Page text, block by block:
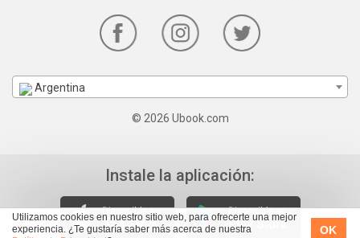
Utilizamos cookies en nuestro sitio web, para ofrecerte una mejor
experiencia. ¿Te gustaría saber más acerca de nuestra
OK
Argentina
© 2026 Ubook.com
Instale la aplicación: